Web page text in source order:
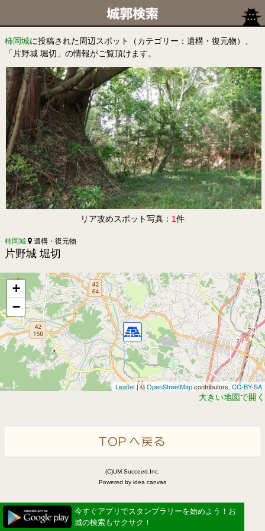
柿岡城に投稿された周辺スポット（カテゴリー：遺構・復元物）、
「片野城 堀切」の情報がご覧頂けます。
リア攻めスポット写真： 1件
柿岡城 遺構・復元物
片野城 堀切
+
−
Leaflet| ©OpenStreetMapcontributors, CC-BY-SA
大きい地図で開く
(C)UM.Succeed,Inc.
Powered by idea canvas
今すぐアプリでスタンプラリーを始めよう！お
城の検索もサクサク！